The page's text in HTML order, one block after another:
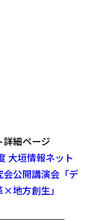
細ページ
大垣情報ネット
会公開講演会「デ
地方創生」